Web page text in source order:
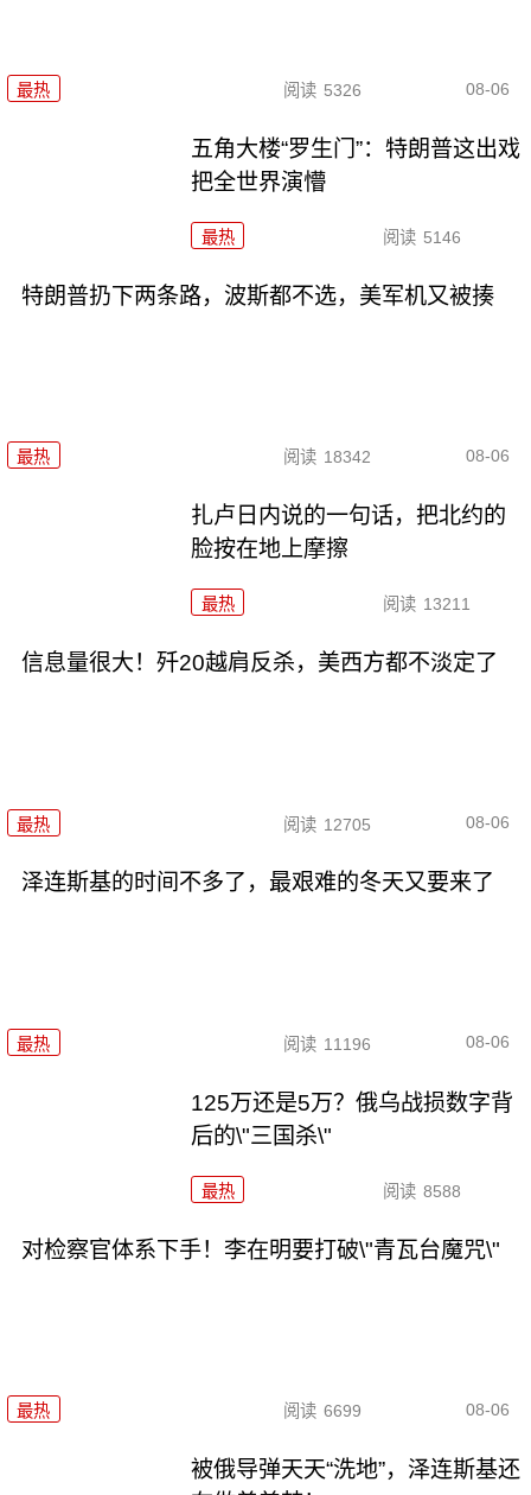
最热 阅读 5326 08-06
五角大楼“罗生门”：特朗普这出戏
把全世界演懵
最热 阅读 5146
特朗普扔下两条路，波斯都不选，美军机又被揍
最热 阅读 18342 08-06
扎卢日内说的一句话，把北约的
脸按在地上摩擦
最热 阅读 13211
信息量很大！歼20越肩反杀，美西方都不淡定了
最热 阅读 12705 08-06
泽连斯基的时间不多了，最艰难的冬天又要来了
最热 阅读 11196 08-06
125万还是5万？俄乌战损数字背
后的\"三国杀\"
最热 阅读 8588
对检察官体系下手！李在明要打破\"青瓦台魔咒\"
最热 阅读 6699 08-06
被俄导弹天天“洗地”，泽连斯基还